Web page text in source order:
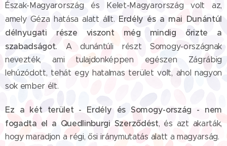
Észak-Magyarország és Kelet-Magyarország volt az,
amely Géza hatása alatt állt. Erdély és a mai Dunántúl
délnyugati része viszont még mindig őrizte a
szabadságot. A dunántúli részt Somogy-országnak
nevezték, ami tulajdonképpen egészen Zágrábig
lehúzódott, tehát egy hatalmas terület volt, ahol nagyon
sok ember élt.
Ez a két terület - Erdély és Somogy-ország - nem
fogadta el a Quedlinburgi Szerződést, és azt akarták,
hogy maradjon a régi, ősi iránymutatás alatt a magyarság.